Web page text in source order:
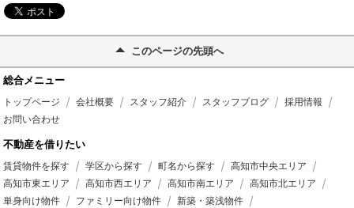
このページの先頭へ
総合メニュー
トップページ 会社概要 スタッフ紹介 スタッフブログ
採用情報
お問い合わせ
不動産を借りたい
賃貸物件を探す 学区から探す 町名から探す
高知市中央エリア
高知市東エリア
高知市西エリア 高知市南エリア
高知市北エリア
単身向け物件
ファミリー向け物件
新築・築浅物件